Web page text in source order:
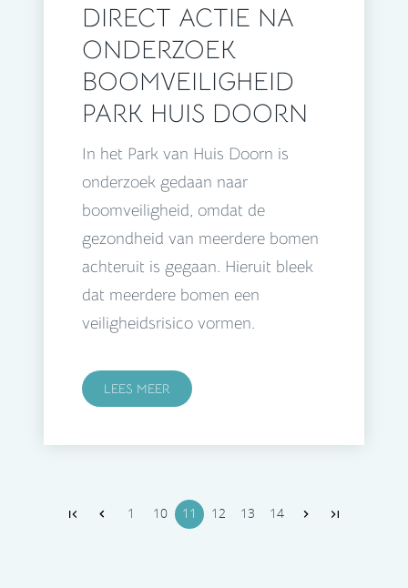
DIRECT ACTIE NA
ONDERZOEK
BOOMVEILIGHEID
PARK HUIS DOORN
In het Park van Huis Doorn is
onderzoek gedaan naar
boomveiligheid, omdat de
gezondheid van meerdere bomen
achteruit is gegaan. Hieruit bleek
dat meerdere bomen een
veiligheidsrisico vormen.
LEES MEER
1 10 11 12 13 14